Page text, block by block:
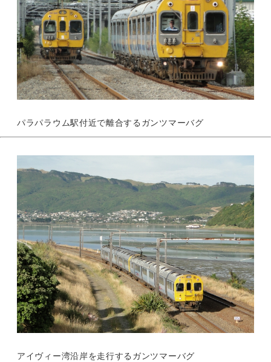
パラパラウム駅付近で離合するガンツマーバグ
アイヴィー湾沿岸を走行するガンツマーバグ